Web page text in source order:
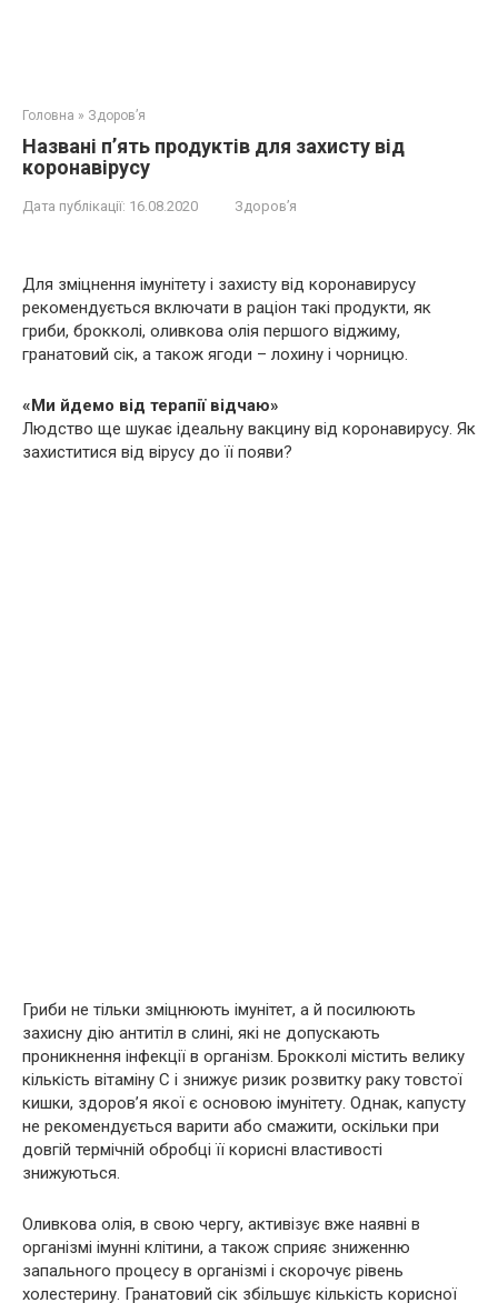
Головна » Здоров’я
Названі п’ять продуктів для захисту від
коронавірусу
Дата публікації: 16.08.2020 Здоров’я
Для зміцнення імунітету і захисту від коронавирусу
рекомендується включати в раціон такі продукти, як
гриби, брокколі, оливкова олія першого віджиму,
гранатовий сік, а також ягоди – лохину і чорницю.
«Ми йдемо від терапії відчаю»
Людство ще шукає ідеальну вакцину від коронавирусу. Як
захиститися від вірусу до її появи?
Гриби не тільки зміцнюють імунітет, а й посилюють
захисну дію антитіл в слині, які не допускають
проникнення інфекції в організм. Брокколі містить велику
кількість вітаміну C і знижує ризик розвитку раку товстої
кишки, здоров’я якої є основою імунітету. Однак, капусту
не рекомендується варити або смажити, оскільки при
довгій термічній обробці її корисні властивості
знижуються.
Оливкова олія, в свою чергу, активізує вже наявні в
організмі імунні клітини, а також сприяє зниженню
запального процесу в організмі і скорочує рівень
холестерину. Гранатовий сік збільшує кількість корисної